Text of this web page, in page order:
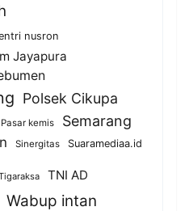
nusron
Jayapura
Polsek Cikupa
kemis Semarang
Sinergitas Suaramediaa.id
TNI AD
Wabup intan